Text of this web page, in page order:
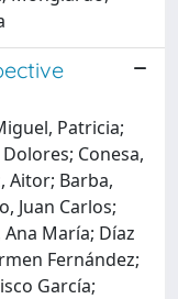
Patricia;
Conesa,
Aitor; Barba,
Juan Carlos;
María; Díaz
Fernández;
García;